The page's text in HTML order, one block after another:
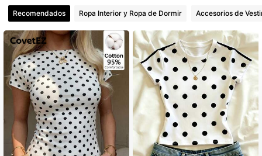
Recomendados Ropa Interior y Ropa de Dormir Accesorios de